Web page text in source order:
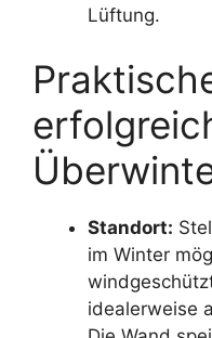
Lüftung.
Standort:
im Winter
idealerweise